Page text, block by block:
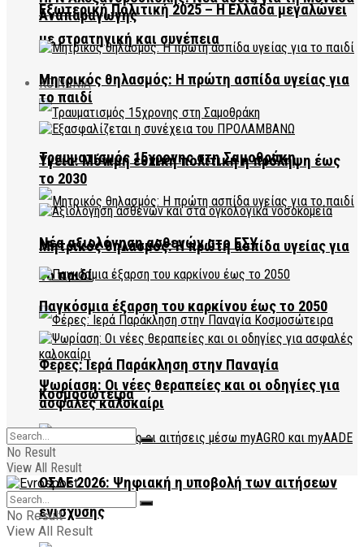
Εξωτερική Πολιτική 2025 – Η Ελλάδα μεγαλώνει
με στρατηγική και συνέπεια
ΚΟΙΝΩΝΙΑ
Τραυματισμός 15χρονης στη Σαμοθράκη
Μητρικός θηλασμός: Η πρώτη ασπίδα υγείας για
το παιδί
Φέρες: Ιερά Παράκληση στην Παναγία
Κοσμοσώτειρα
ΟΣΔΕ 2026: Ψηφιακή η υποβολή των αιτήσεων
ενίσχυσης
Αναπαραγωγής
Μητρικός θηλασμός: Η πρώτη ασπίδα υγείας για
το παιδί
Υγεία: Μόνιμη εθνική πολιτική η πρόληψη έως
το 2030
Νέα αξιολόγηση ασθενών στο ΕΣΥ
Παγκόσμια έξαρση του καρκίνου έως το 2050
Ψωρίαση: Οι νέες θεραπείες και οι οδηγίες για
ασφαλές καλοκαίρι
No Result
View All Result
No Result
View All Result